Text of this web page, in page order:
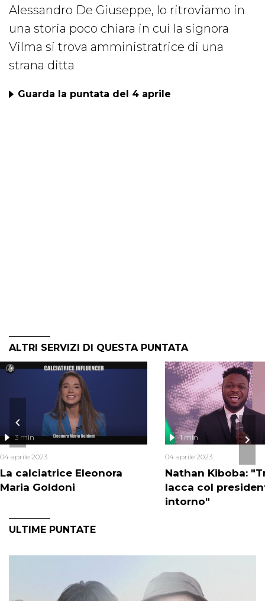
Alessandro De Giuseppe, lo ritroviamo in
una storia poco chiara in cui la signora
Vilma si trova amministratrice di una
strana ditta
Guarda la puntata del 4 aprile
ALTRI SERVIZI DI QUESTA PUNTATA
La calciatrice Eleonora
Maria Goldoni
3 min
04 aprile 2023
Nathan Kiboba:
lacca col
intorno"
1 min
04 aprile 2023
ULTIME PUNTATE